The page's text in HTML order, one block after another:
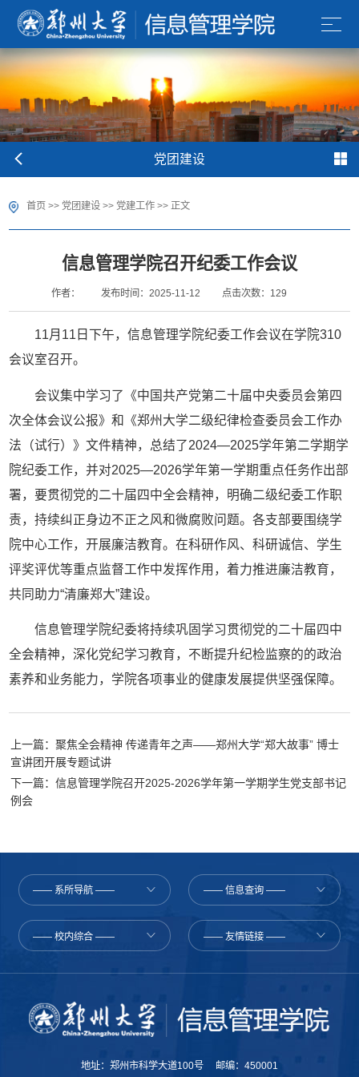
党团建设
首页 >> 党团建设 >> 党建工作 >> 正文
信息管理学院召开纪委工作会议
作者： 发布时间：2025-11-12 点击次数： 129
11月11日下午，信息管理学院纪委工作会议在学院310
会议室召开。
会议集中学习了《中国共产党第二十届中央委员会第四
次全体会议公报》和《郑州大学二级纪律检查委员会工作办
法（试行）》文件精神，总结了2024—2025学年第二学期学
院纪委工作，并对2025—2026学年第一学期重点任务作出部
署，要贯彻党的二十届四中全会精神，明确二级纪委工作职
责，持续纠正身边不正之风和微腐败问题。各支部要围绕学
院中心工作，开展廉洁教育。在科研作风、科研诚信、学生
评奖评优等重点监督工作中发挥作用，着力推进廉洁教育，
共同助力“清廉郑大”建设。
信息管理学院纪委将持续巩固学习贯彻党的二十届四中
全会精神，深化党纪学习教育，不断提升纪检监察的的政治
素养和业务能力，学院各项事业的健康发展提供坚强保障。
上一篇：聚焦全会精神 传递青年之声——郑州大学“郑大故事” 博士
宣讲团开展专题试讲
下一篇：信息管理学院召开2025-2026学年第一学期学生党支部书记
例会
地址：郑州市科学大道100号 邮编：450001